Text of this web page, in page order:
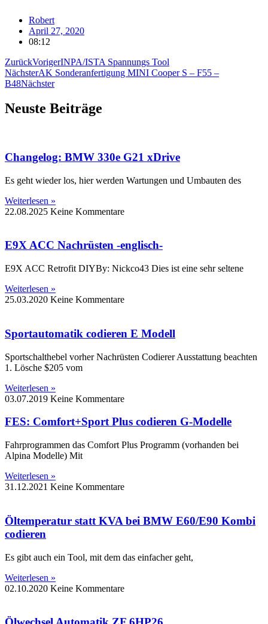
Robert
April 27, 2020
08:12
ZurückVorigerINPA/ISTA Spannungs Tool
NächsterAK Sonderanfertigung MINI Cooper S – F55 –
B48Nächster
Neuste Beiträge
Changelog: BMW 330e G21 xDrive
Es geht wieder los, hier werden Wartungen und Umbauten des
Weiterlesen »
22.08.2025 Keine Kommentare
E9X ACC Nachrüsten -englisch-
E9X ACC Retrofit DIYBy: Nickco43 Dies ist eine sehr seltene
Weiterlesen »
25.03.2020 Keine Kommentare
Sportautomatik codieren E Modell
Sportschalthebel vorher Nachrüsten Codierer Ausstattung beachten
1. Lösche $205 vom
Weiterlesen »
03.07.2019 Keine Kommentare
FES: Comfort+Sport Plus codieren G-Modelle
Fahrprogrammen das Comfort Plus Programm (vorhanden bei
Alpina Modelle) Mit
Weiterlesen »
31.12.2021 Keine Kommentare
Öltemperatur statt KVA bei BMW E60/E90 Kombi
codieren
Es gibt auch ein Tool, mit dem das einfacher geht,
Weiterlesen »
02.10.2020 Keine Kommentare